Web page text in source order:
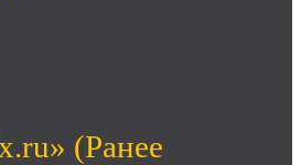
(Ранее